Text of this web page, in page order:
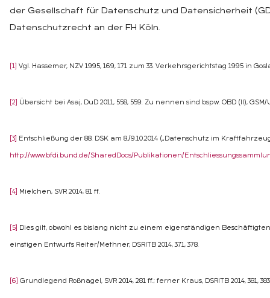
der Gesellschaft für Datenschutz und Datensicherheit
Datenschutzrecht an der FH Köln.
[1] Vgl. Hassemer, NZV 1995, 169, 171 zum 33. Verkehrsgerichtstag 1995 in
[2] Übersicht bei Asaj, DuD 2011, 558, 559. Zu nennen sind bspw. OBD (II), GSM/
[3] Entschließung der 88. DSK am 8./9.10.2014 („Datenschutz im
http://www.bfdi.bund.de/SharedDocs/Publikationen/
[4] Mielchen, SVR 2014, 81 ff.
[5] Dies gilt, obwohl es bislang nicht zu einem eigenständigen
einstigen Entwurfs Reiter/Methner, DSRITB 2014, 371, 378.
[6] Grundlegend Roßnagel, SVR 2014, 281 ff.; ferner Kraus, DSRITB 2014, 381, 383